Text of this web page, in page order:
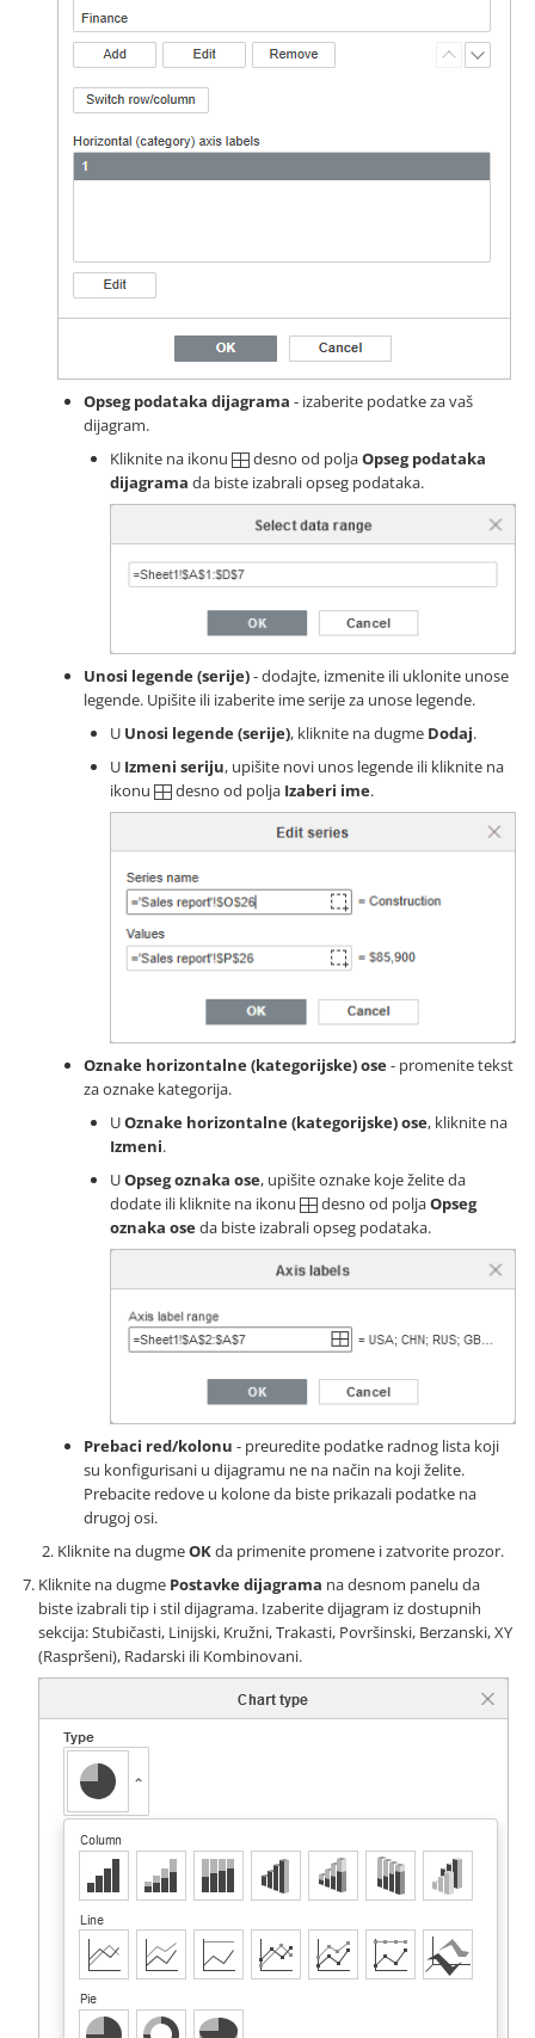
Opseg podataka dijagrama - izaberite podatke za vaš
dijagram.
Kliknite na ikonu
desno od poljaOpseg podataka
dijagrama da biste izabrali opseg podataka.
Unosi legende (serije)- dodajte, izmenite ili uklonite unose
legende. Upišite ili izaberite ime serije za unose legende.
U Unosi legende (serije), kliknite na dugme Dodaj.
U Izmeni seriju, upišite novi unos legende ili kliknite na
ikonu
desno od polja Izaberi ime.
Oznake horizontalne (kategorijske) ose- promenite tekst
za oznake kategorija.
UOznake horizontalne (kategorijske) ose, kliknite na
Izmeni.
UOpseg oznaka ose, upišite oznake koje želite da
dodate ili kliknite na ikonu
desno od poljaOpseg
oznaka oseda biste izabrali opseg podataka.
Prebaci red/kolonu - preuredite podatke radnog lista koji
su konfigurisani u dijagramu ne na način na koji želite.
Prebacite redove u kolone da biste prikazali podatke na
drugoj osi.
Kliknite na dugmeOKda primenite promene i zatvorite prozor.
Kliknite na dugme Postavke dijagrama na desnom panelu da
biste izabrali tip i stil dijagrama. Izaberite dijagram iz dostupnih
sekcija: Stubičasti, Linijski, Kružni, Trakasti, Površinski, Berzanski, XY
(Raspršeni), Radarski ili Kombinovani.